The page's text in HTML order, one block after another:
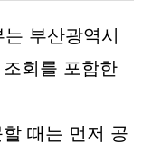
부산광역시
회를 포함한
때는 먼저 공